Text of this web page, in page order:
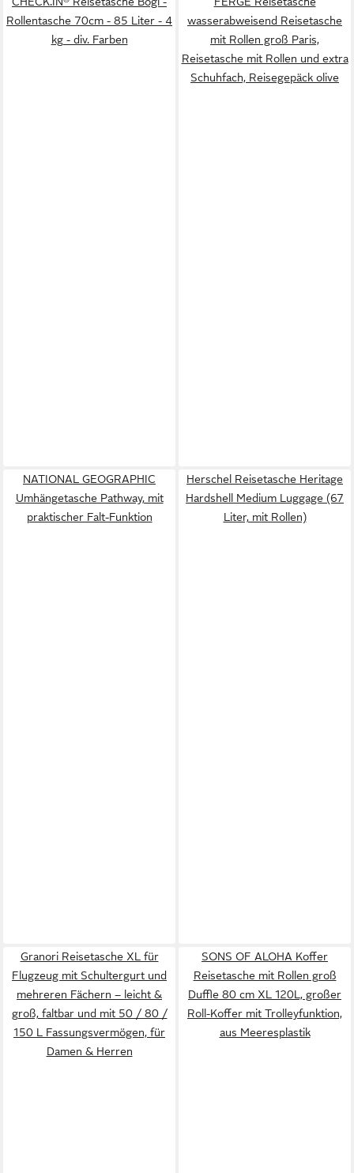
Rollentasche 70cm - 85 Liter - 4
kg - div. Farben
wasserabweisend Reisetasche
mit Rollen groß Paris,
Reisetasche mit Rollen und extra
Schuhfach, Reisegepäck olive
NATIONAL GEOGRAPHIC
Umhängetasche Pathway, mit
praktischer Falt-Funktion
Herschel Reisetasche Heritage
Hardshell Medium Luggage (67
Liter, mit Rollen)
Granori Reisetasche XL für
Flugzeug mit Schultergurt und
mehreren Fächern – leicht &
groß, faltbar und mit 50 / 80 /
150 L Fassungsvermögen, für
Damen & Herren
SONS OF ALOHA Koffer
Reisetasche mit Rollen groß
Duffle 80 cm XL 120L, großer
Roll-Koffer mit Trolleyfunktion,
aus Meeresplastik